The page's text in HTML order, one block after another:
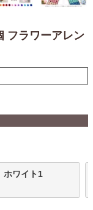
フラワーアレン
ホワイト1